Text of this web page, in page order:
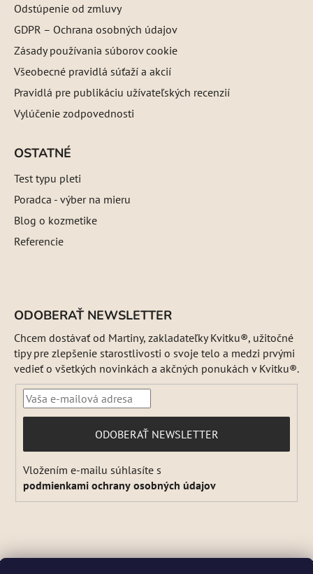
Odstúpenie od zmluvy
GDPR – Ochrana osobných údajov
Zásady používania súborov cookie
Všeobecné pravidlá súťaží a akcií
Pravidlá pre publikáciu užívateľských recenzií
Vylúčenie zodpovednosti
OSTATNÉ
Test typu pleti
Poradca - výber na mieru
Blog o kozmetike
Referencie
ODOBERAŤ NEWSLETTER
Chcem dostávať od Martiny, zakladateľky Kvitku®, užitočné
tipy pre zlepšenie starostlivosti o svoje telo a medzi prvými
vedieť o všetkých novinkách a akčných ponukách v Kvitku®.
PRIHLÁSIŤ
SA
ODOBERAŤ NEWSLETTER
Vložením e-mailu súhlasíte s
podmienkami ochrany osobných údajov